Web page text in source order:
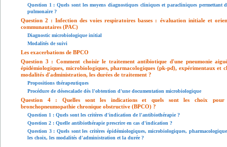
Question 1 : Quels sont les moyens diagnostiques cliniques et paracliniques
pulmonaire ?
Question 2 : Infection des voies respiratoires basses : évaluation initiale et
communautaires (PAC)
Diagnostic microbiologique initial
Modalités de suivi
Les exacerbations de BPCO
Question 3 : Comment choisir le traitement antibiotique d'une pneumonie
épidémiologiques, microbiologiques, pharmacologiques (pk-pd), expérimentaux et
modalités d'administration, les durées de traitement ?
Propositions thérapeutiques
Procédure de désescalade dès l'obtention d'une documentation microbiologique
Question 4 : Quelles sont les indications et quels sont les choix pour
bronchopneumopathie chronique obstructive (BPCO) ?
Question 1 : Quels sont les critères d'indication de l'antibiothérapie ?
Question 2 : Quelle antibiothérapie prescrire en cas d'indication ?
Question 3 : Quels sont les critères épidémiologiques, microbiologiques,
les choix, les modalités d'administration et la durée ?